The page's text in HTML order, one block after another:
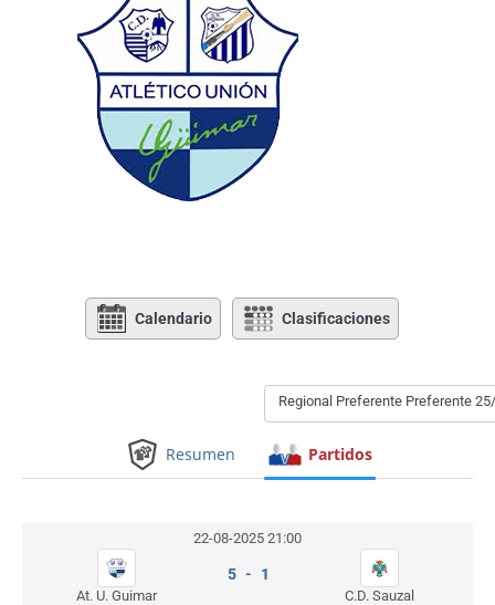
Calendario Clasificaciones
Regional Preferente Preferente
Resumen Partidos
22-08-2025 21:00
At. U. Guimar
5 - 1
C.D. Sauzal